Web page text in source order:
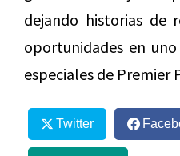
dejando historias de
oportunidades en
especiales de Premier
Twitter